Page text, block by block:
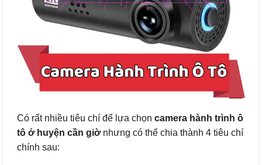
Có rất nhiều tiêu chí để lựa chọn camera hành trình ô
tô ở huyện cần giờ nhưng có thể chia thành 4 tiêu chí
chính sau: